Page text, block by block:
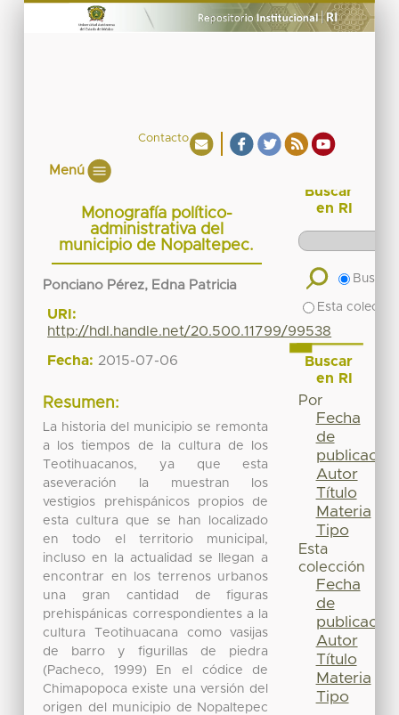
Contacto
Menú
Monografía político-
administrativa del
municipio de Nopaltepec.
Ponciano Pérez, Edna Patricia
URI:
http://hdl.handle.net/20.500.11799/99538
Fecha: 2015-07-06
Resumen:
La historia del municipio se remonta
a los tiempos de la cultura de los
Teotihuacanos, ya que esta
aseveración la muestran los
vestigios prehispánicos propios de
esta cultura que se han localizado
en todo el territorio municipal,
incluso en la actualidad se llegan a
encontrar en los terrenos urbanos
una gran cantidad de figuras
prehispánicas correspondientes a la
cultura Teotihuacana como vasijas
de barro y figurillas de piedra
(Pacheco, 1999) En el códice de
Chimapopoca existe una versión del
origen del municipio de Nopaltepec
Buscar
en RI
Buscar
Esta
Buscar
en RI
Por
Fecha
de
publicación
Autor
Título
Materia
Tipo
Esta
colección
Fecha
de
publicación
Autor
Título
Materia
Tipo